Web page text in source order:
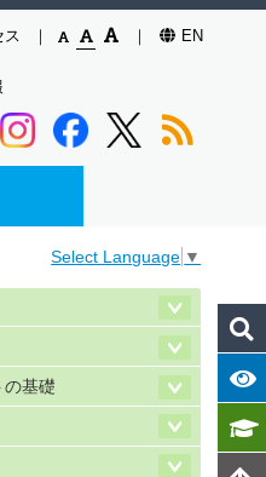
ス EN
Select Language ▼
の基礎